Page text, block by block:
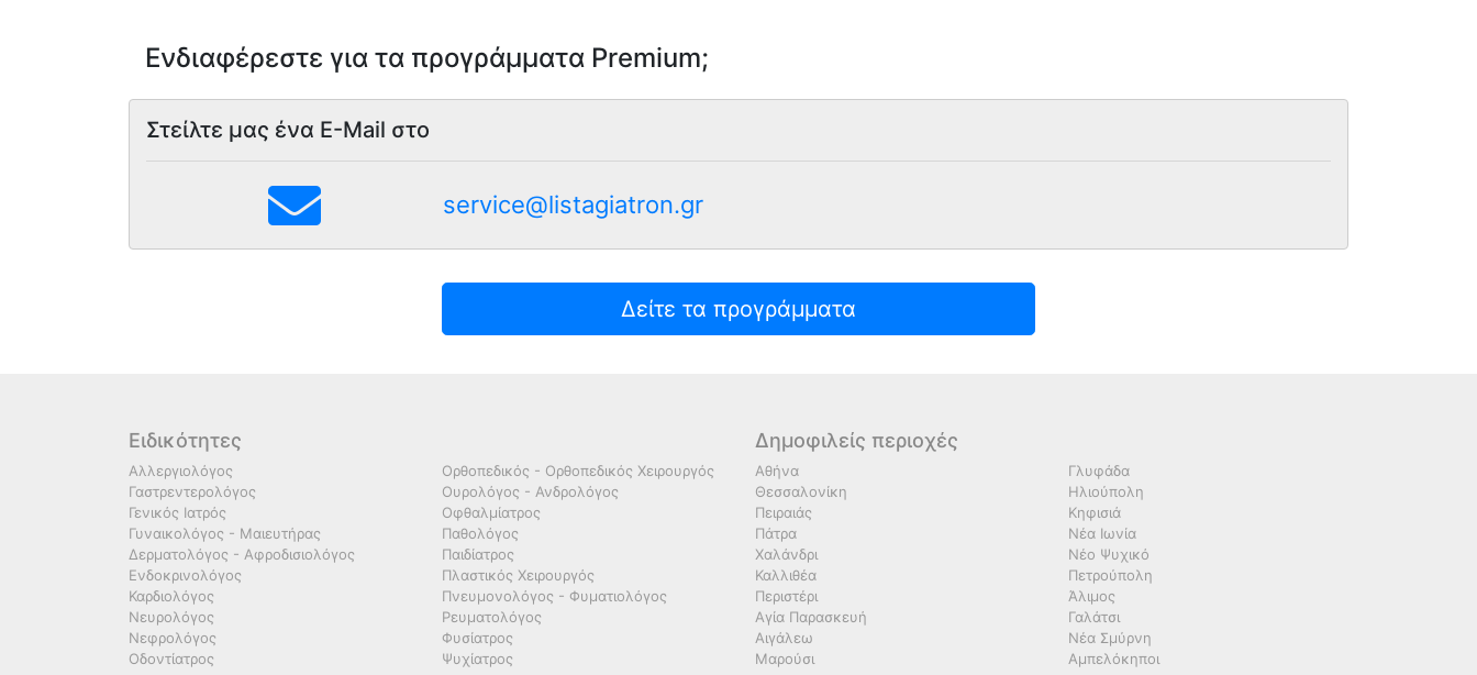
Ενδιαφέρεστε για τα προγράμματα Premium;
Στείλτε μας ένα E-Mail στο
service@listagiatron.gr
Δείτε τα προγράμματα
Ειδικότητες
Αλλεργιολόγος
Γαστρεντερολόγος
Γενικός Ιατρός
Γυναικολόγος - Μαιευτήρας
Δερματολόγος - Αφροδισιολόγος
Ενδοκρινολόγος
Καρδιολόγος
Νευρολόγος
Νεφρολόγος
Οδοντίατρος
Ορθοπεδικός - Ορθοπεδικός Χειρουργός
Ουρολόγος - Ανδρολόγος
Οφθαλμίατρος
Παθολόγος
Παιδίατρος
Πλαστικός Χειρουργός
Πνευμονολόγος - Φυματιολόγος
Ρευματολόγος
Φυσίατρος
Ψυχίατρος
Δημοφιλείς περιοχές
Αθήνα
Θεσσαλονίκη
Πειραιάς
Πάτρα
Χαλάνδρι
Καλλιθέα
Περιστέρι
Αγία Παρασκευή
Αιγάλεω
Μαρούσι
Γλυφάδα
Ηλιούπολη
Κηφισιά
Νέα Ιωνία
Νέο Ψυχικό
Πετρούπολη
Άλιμος
Γαλάτσι
Νέα Σμύρνη
Αμπελόκηποι